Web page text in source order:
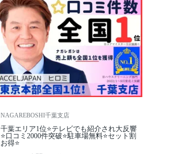
NAGAREBOSHI千葉支店
千葉エリア1位⭐テレビでも紹介され大反響
⭐️口コミ2000件突破⭐️駐車場無料⭐セット割
お得⭐